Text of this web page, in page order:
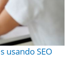
usando SEO